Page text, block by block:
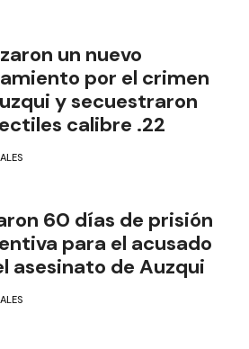
un nuevo
por el crimen
y secuestraron
calibre .22
60 días de prisión
para el acusado
asesinato de Auzqui